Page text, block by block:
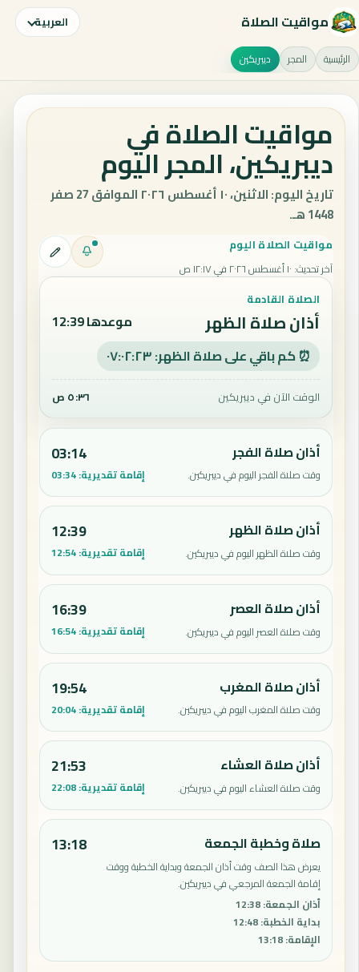
مواقيت الصلاة العربية
الرئيسية المجر ديبريكين
مواقيت الصلاة في
ديبريكين، المجر اليوم
تاريخ اليوم: الاثنين، ١٠ أغسطس ٢٠٢٦ الموافق 27 صفر
1448 هـ.
مواقيت الصلاة اليوم
آخر تحديث: ١٠ أغسطس ٢٠٢٦ في ١٢:١٧ ص
الصلاة القادمة
أذان صلاة الظهر موعدها 12:39
⏰ كم باقي على صلاة الظهر: ٠٧:٠٢:٢٢
الوقت الآن في ديبريكين ٥:٣٦ ص
أذان صلاة الفجر
وقت صلاة الفجر اليوم في ديبريكين.
03:14
إقامة تقديرية:03:34
أذان صلاة الظهر
وقت صلاة الظهر اليوم في ديبريكين.
12:39
إقامة تقديرية:12:54
أذان صلاة العصر
وقت صلاة العصر اليوم في ديبريكين.
16:39
إقامة تقديرية:16:54
أذان صلاة المغرب
وقت صلاة المغرب اليوم في ديبريكين.
19:54
إقامة تقديرية:20:04
أذان صلاة العشاء
وقت صلاة العشاء اليوم في ديبريكين.
21:53
إقامة تقديرية:22:08
صلاة وخطبة الجمعة
يعرض هذا الصف وقت أذان الجمعة وبداية الخطبة ووقت
إقامة الجمعة المرجعي في ديبريكين.
أذان الجمعة:
12:38
بداية الخطبة:
12:48
الإقامة:
13:18
13:18